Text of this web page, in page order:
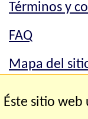
Términos y
FAQ
Mapa del
Mapa del sitio
Éste sitio web